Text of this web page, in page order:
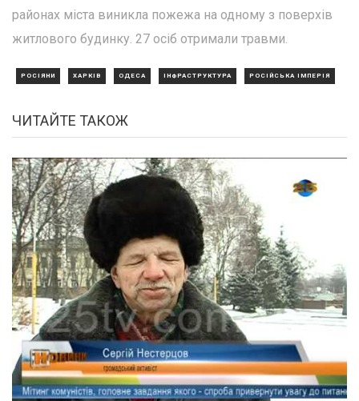
районах міста виникла пожежа на одному з поверхів
житлового будинку. 27 осіб отримали травми.
РОСІЯНИ ХАРКІВ ОДЕСА ІНФРАСТРУКТУРА РОСІЙСЬКА ІМПЕРІЯ
ЧИТАЙТЕ ТАКОЖ